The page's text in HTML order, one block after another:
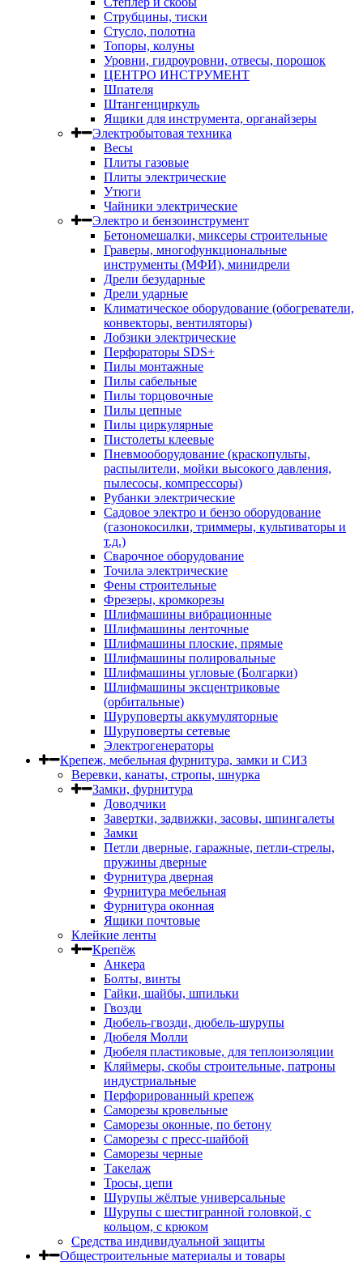
Струбцины, тиски
Стусло, полотна
Топоры, колуны
Уровни, гидроуровни, отвесы, порошок
ЦЕНТРО ИНСТРУМЕНТ
Шпателя
Штангенциркуль
Ящики для инструмента, органайзеры
Электробытовая техника
Весы
Плиты газовые
Плиты электрические
Утюги
Чайники электрические
Электро и бензоинструмент
Бетономешалки, миксеры строительные
Граверы, многофункциональные
инструменты (МФИ), минидрели
Дрели безударные
Дрели ударные
Климатическое оборудование (обогреватели,
конвекторы, вентиляторы)
Лобзики электрические
Перфораторы SDS+
Пилы монтажные
Пилы сабельные
Пилы торцовочные
Пилы цепные
Пилы циркулярные
Пистолеты клеевые
Пневмооборудование (краскопульты,
распылители, мойки высокого давления,
пылесосы, компрессоры)
Рубанки электрические
Садовое электро и бензо оборудование
(газонокосилки, триммеры, культиваторы и
т.д.)
Сварочное оборудование
Точила электрические
Фены строительные
Фрезеры, кромкорезы
Шлифмашины вибрационные
Шлифмашины ленточные
Шлифмашины плоские, прямые
Шлифмашины полировальные
Шлифмашины угловые (Болгарки)
Шлифмашины эксцентриковые
(орбитальные)
Шуруповерты аккумуляторные
Шуруповерты сетевые
Электрогенераторы
Крепеж, мебельная фурнитура, замки и СИЗ
Веревки, канаты, стропы, шнурка
Замки, фурнитура
Доводчики
Завертки, задвижки, засовы, шпингалеты
Замки
Петли дверные, гаражные, петли-стрелы,
пружины дверные
Фурнитура дверная
Фурнитура мебельная
Фурнитура оконная
Ящики почтовые
Клейкие ленты
Крепёж
Анкера
Болты, винты
Гайки, шайбы, шпильки
Гвозди
Дюбель-гвозди, дюбель-шурупы
Дюбеля Молли
Дюбеля пластиковые, для теплоизоляции
Кляймеры, скобы строительные, патроны
индустриальные
Перфорированный крепеж
Саморезы кровельные
Саморезы оконные, по бетону
Саморезы с пресс-шайбой
Саморезы черные
Такелаж
Тросы, цепи
Шурупы жёлтые универсальные
Шурупы с шестигранной головкой, с
кольцом, с крюком
Средства индивидуальной защиты
Общестроительные материалы и товары